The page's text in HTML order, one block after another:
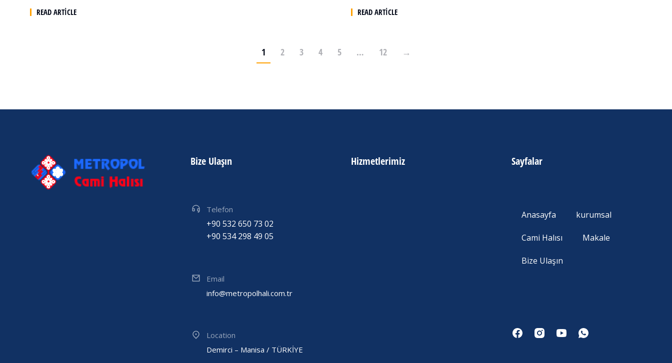
READ ARTICLE READ ARTICLE
1 2 3 4 5 … 12 →
Bize Ulaşın
Telefon
+90 532 650 73 02
+90 534 298 49 05
Email
info@metropolhali.com.tr
Location
Demirci – Manisa / TÜRKİYE
Hizmetlerimiz Sayfalar
Anasayfa kurumsal
Cami Halısı Makale
Bize Ulaşın